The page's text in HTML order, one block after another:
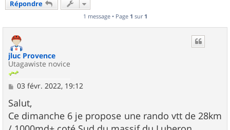
Répondre
1 message • Page 1 sur 1
jluc Provence
Utagawiste novice
M
s
s
a
g
03 févr. 2022, 19:12
Salut,
Ce dimanche 6 je propose une rando vtt de 28km